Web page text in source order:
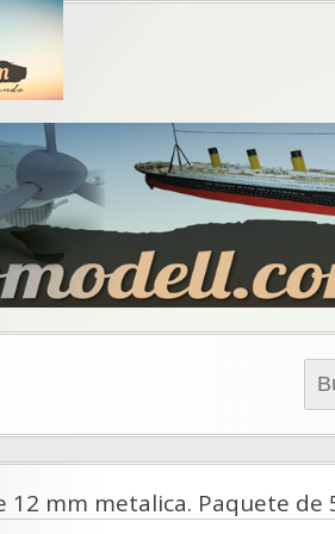
Blog de
12 mm metalica. Paquete de